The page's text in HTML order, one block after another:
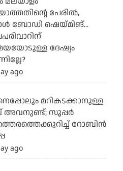
പേരില്‍,
ബോഡി ഷെയ്മിങ്...
ദേഷ്യം
ago
മറികടക്കാനുള്ള
അവനുണ്ട്; സൂപ്പര്‍
റോബിന്‍
ago